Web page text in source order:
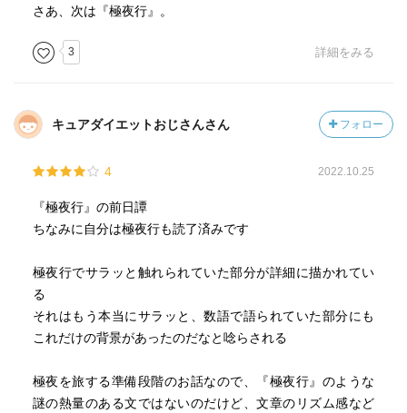
さあ、次は『極夜行』。
3 詳細をみる
キュアダイエットおじさんさん フォロー
4 2022.10.25
『極夜行』の前日譚
ちなみに自分は極夜行も読了済みです
極夜行でサラッと触れられていた部分が詳細に描かれてい
る
それはもう本当にサラッと、数語で語られていた部分にも
これだけの背景があったのだなと唸らされる
極夜を旅する準備段階のお話なので、『極夜行』のような
謎の熱量のある文ではないのだけど、文章のリズム感など